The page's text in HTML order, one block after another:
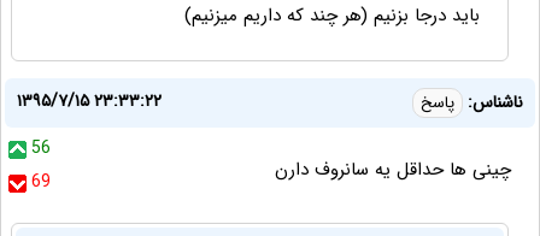
باید درجا بزنیم (هر چند که داریم میزنیم)
ناشناس: پاسخ
۱۳۹۵/۷/۱۵ ۲۳:۳۳:۲۲
56
69
چینی ها حداقل یه سانروف دارن